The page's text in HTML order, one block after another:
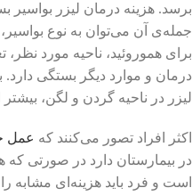
برسد. هزینه درمان لیزر بواسیر
جمله‌ی آن می‌توان به نوع
برای هموروئید، ناحیه مورد
درمان و موارد دیگر بستگی دارد.
لیزر در ناحیه گردن و لگن،
اکثر افراد تصور می‌کنند که عمل
در بیمارستان دارد در صورتی
است و فرد باید هزینه‌ای مشابه